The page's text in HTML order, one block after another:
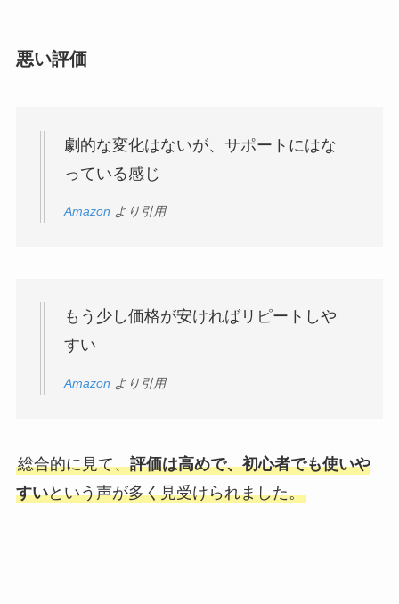
悪い評価
劇的な変化はないが、サポートにはな
っている感じ
Amazon より引用
もう少し価格が安ければリピートしや
すい
Amazon より引用
総合的に見て、評価は高めで、初心者でも使いや
すいという声が多く見受けられました。